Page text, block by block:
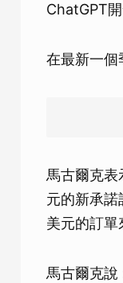
ChatGPT
在最新一個
馬古爾克
元的新承
美元的訂單
馬古爾克